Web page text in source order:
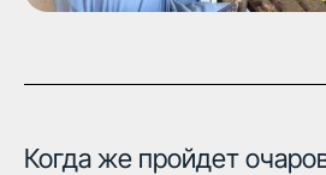
Когда же пройдет